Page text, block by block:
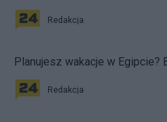
Redakcja
Planujesz wakacje w Egipcie?
Redakcja